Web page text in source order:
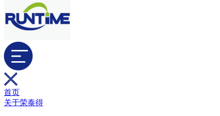
首页
关于荣泰得